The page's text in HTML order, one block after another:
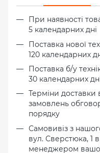
При наявності
5 календарних дні
Поставка нової
120 календарних
Поставка б/у
30 календарних
Терміни доставки
замовлень
порядку
Самовивіз з
вул. Сверстюка, 1
менеджером